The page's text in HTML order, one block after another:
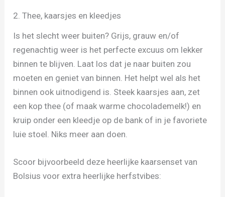
2. Thee, kaarsjes en kleedjes
Is het slecht weer buiten? Grijs, grauw en/of
regenachtig weer is het perfecte excuus om lekker
binnen te blijven. Laat los dat je naar buiten zou
moeten en geniet van binnen. Het helpt wel als het
binnen ook uitnodigend is. Steek kaarsjes aan, zet
een kop thee (of maak warme chocolademelk!) en
kruip onder een kleedje op de bank of in je favoriete
luie stoel. Niks meer aan doen.
Scoor bijvoorbeeld deze heerlijke kaarsenset van
Bolsius voor extra heerlijke herfstvibes: